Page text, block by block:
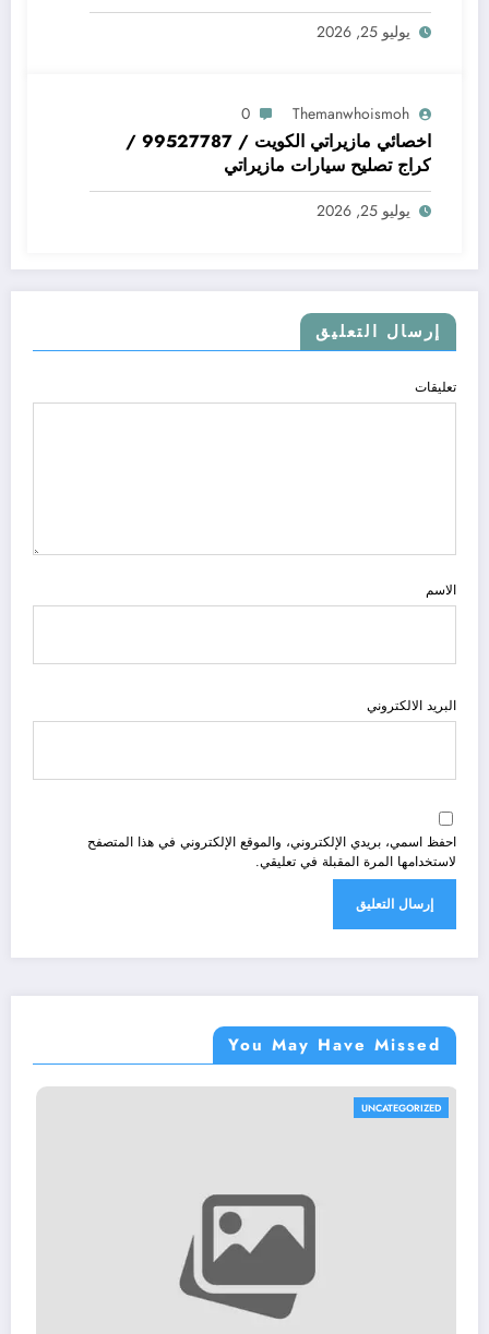
يوليو 25, 2026
Themanwhoismoh
0
اخصائي مازيراتي الكويت / 99527787 /
كراج تصليح سيارات مازيراتي
يوليو 25, 2026
إرسال التعليق
تعليقات
الاسم
البريد الالكتروني
احفظ اسمي، بريدي الإلكتروني، والموقع الإلكتروني في هذا المتصفح
لاستخدامها المرة المقبلة في تعليقي.
You May Have Missed